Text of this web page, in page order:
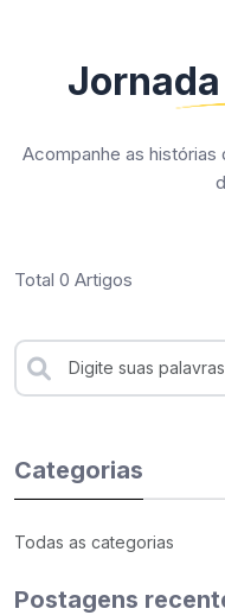
Acompanhe as
Total 0 Artigos
Categorias
Todas as categorias
Postagens